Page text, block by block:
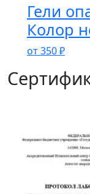
Гели
Колор
от350₽